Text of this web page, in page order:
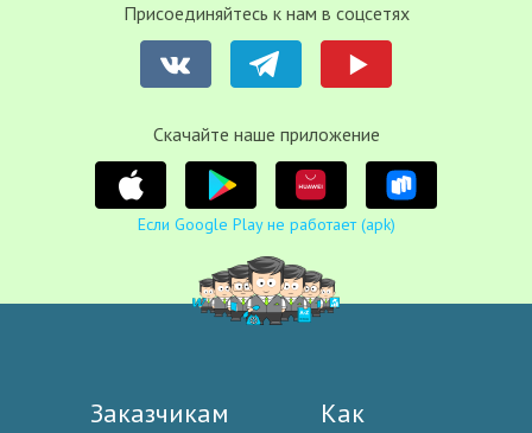
Присоединяйтесь к нам в соцсетях
Cкачайте наше приложение
Если Google Play не работает (apk)
Заказчикам
Как